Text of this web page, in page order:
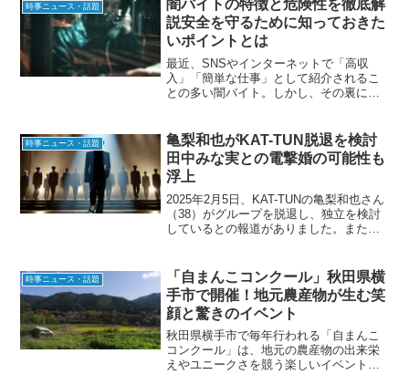
い。ニセコ五色温泉で発覚...
時事ニュース・話題
闇バイトの特徴と危険性を徹底解
説安全を守るために知っておきた
いポイントとは
最近、SNSやインターネットで「高収
入」「簡単な仕事」として紹介されるこ
との多い闇バイト。しかし、その裏には
説し、巻き込まれないための注意点をお
伝えします。闇バイトとは...
時事ニュース・話題
亀梨和也がKAT-TUN脱退を検討
田中みな実との電撃婚の可能性も
浮上
2025年2月5日、KAT-TUNの亀梨和也さん
（38）がグループを脱退し、独立を検討
しているとの報道がありました。また、
ファンの間で大きな話題となっていま
す。亀梨和也...
時事ニュース・話題
「自まんこコンクール」秋田県横
手市で開催！地元農産物が生む笑
顔と驚きのイベント
秋田県横手市で毎年行われる「自まんこ
コンクール」は、地元の農産物の出来栄
えやユニークさを競う楽しいイベントで